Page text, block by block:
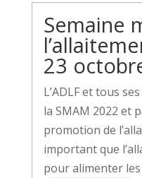
Semaine
23
L’ADLF et tous
la SMAM 2022 et
promotion de
important que
pour alimenter